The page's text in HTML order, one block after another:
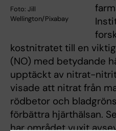
Foto: Jill
Wellington/Pixabay
kostnitratet till en
(NO) med betydande
upptäckt av nitrat-
visade att nitrat från
rödbetor och
förbättra hjärthälsan.
har området vuxit